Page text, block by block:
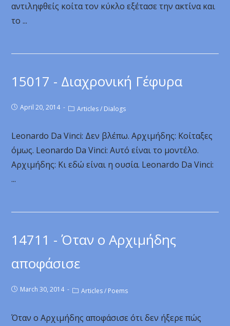
αντιληφθείς κοίτα τον κύκλο εξέτασε την ακτίνα και
το ...
15017 - Διαχρονική Γέφυρα
April 20, 2014 Articles / Dialogs
Leonardo Da Vinci: Δεν βλέπω. Αρχιμήδης: Κοίταξες
όμως. Leonardo Da Vinci: Αυτό είναι το μοντέλο.
Αρχιμήδης: Κι εδώ είναι η ουσία. Leonardo Da Vinci:
...
14711 - Όταν ο Αρχιμήδης
αποφάσισε
March 30, 2014 Articles / Poems
Όταν ο Αρχιμήδης αποφάσισε ότι δεν ήξερε πώς